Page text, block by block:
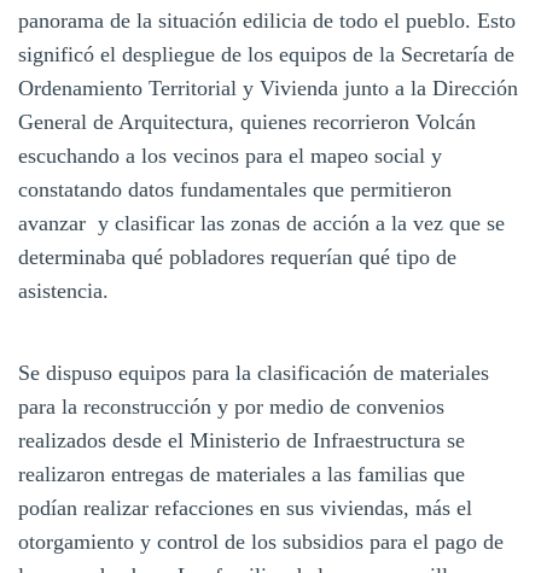
panorama de la situación edilicia de todo el pueblo. Esto
significó el despliegue de los equipos de la Secretaría de
Ordenamiento Territorial y Vivienda junto a la Dirección
General de Arquitectura, quienes recorrieron Volcán
escuchando a los vecinos para el mapeo social y
constatando datos fundamentales que permitieron
avanzar y clasificar las zonas de acción a la vez que se
determinaba qué pobladores requerían qué tipo de
asistencia.
Se dispuso equipos para la clasificación de materiales
para la reconstrucción y por medio de convenios
realizados desde el Ministerio de Infraestructura se
realizaron entregas de materiales a las familias que
podían realizar refacciones en sus viviendas, más el
otorgamiento y control de los subsidios para el pago de